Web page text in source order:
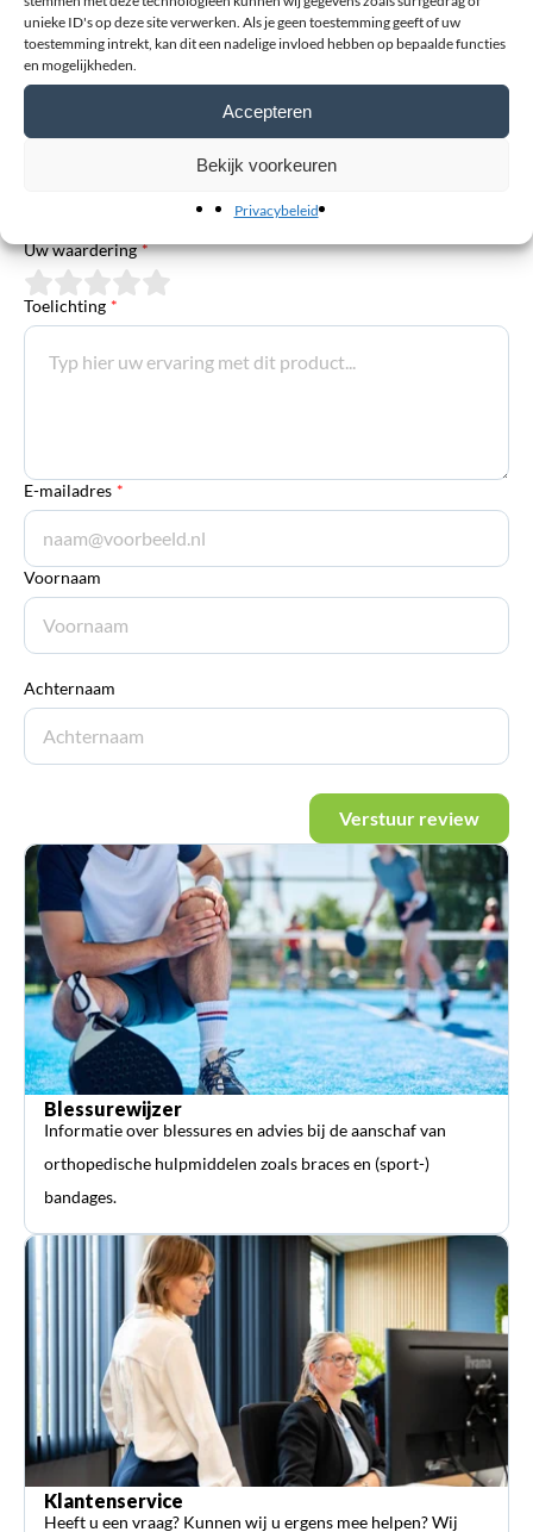
unieke ID's op deze site verwerken. Als je geen toestemming geeft of uw
toestemming intrekt, kan dit een nadelige invloed hebben op bepaalde functies
en mogelijkheden.
Accepteren
Bekijk voorkeuren
Privacybeleid
Goed hulpmiddel, jammer dat de sokken er alleen in grijs zijn
Wilt u uw eigen review toevoegen?
Het e-mailadres wordt niet gepubliceerd. Verplichte velden zijn
Uw waardering *
Toelichting *
E-mailadres *
Voornaam
Achternaam
Verstuur review
Blessurewijzer
Informatie over blessures en advies bij de aanschaf van
orthopedische hulpmiddelen zoals braces en (sport-)
bandages.
Klantenservice
Heeft u een vraag? Kunnen wij u ergens mee helpen? Wij